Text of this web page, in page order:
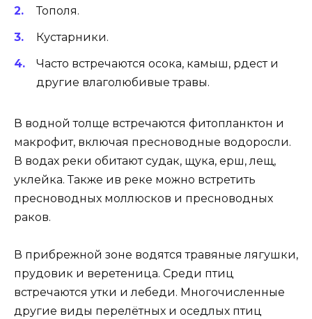
Тополя.
Кустарники.
Часто встречаются осока, камыш, рдест и
другие влаголюбивые травы.
В водной толще встречаются фитопланктон и
макрофит, включая пресноводные водоросли.
В водах реки обитают судак, щука, ерш, лещ,
уклейка. Также ив реке можно встретить
пресноводных моллюсков и пресноводных
раков.
В прибрежной зоне водятся травяные лягушки,
прудовик и веретеница. Среди птиц
встречаются утки и лебеди. Многочисленные
другие виды перелётных и оседлых птиц